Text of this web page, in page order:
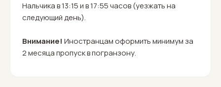
Нальчика в 13:15 и в 17:55 часов (уезжать на
следующий день).
Внимание! Иностранцам оформить минимум за
2 месяца пропуск в погранзону.